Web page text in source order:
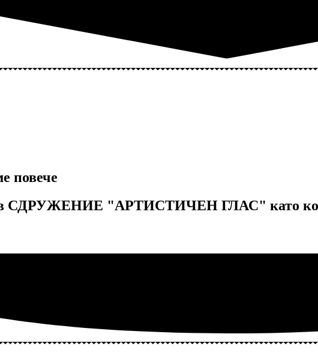
повече
в СДРУЖЕНИЕ "АРТИСТИЧЕН ГЛАС" като